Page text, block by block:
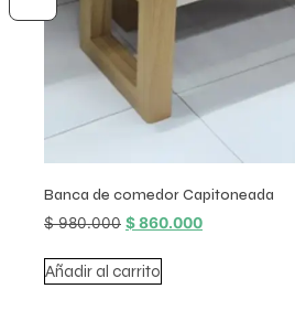
Banca de comedor Capitoneada
$980.000 $860.000
Añadir al carrito